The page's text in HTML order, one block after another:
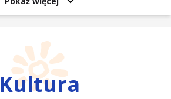
Kultura